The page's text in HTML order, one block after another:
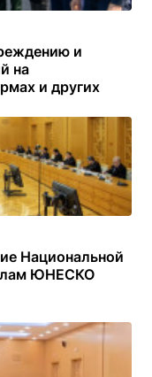
и
на
и других
моря
Национальной
ЮНЕСКО